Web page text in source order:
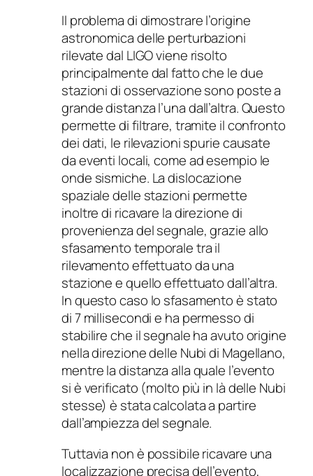
Il problema di dimostrare l’origine
astronomica delle perturbazioni
rilevate dal LIGO viene risolto
principalmente dal fatto che le due
stazioni di osservazione sono poste a
grande distanza l’una dall’altra. Questo
permette di filtrare, tramite il confronto
dei dati, le rilevazioni spurie causate
da eventi locali, come ad esempio le
onde sismiche. La dislocazione
spaziale delle stazioni permette
inoltre di ricavare la direzione di
provenienza del segnale, grazie allo
sfasamento temporale tra il
rilevamento effettuato da una
stazione e quello effettuato dall’altra.
In questo caso lo sfasamento è stato
di 7 millisecondi e ha permesso di
stabilire che il segnale ha avuto origine
nella direzione delle Nubi di Magellano,
mentre la distanza alla quale l’evento
si è verificato (molto più in là delle Nubi
stesse) è stata calcolata a partire
dall’ampiezza del segnale.
Tuttavia non è possibile ricavare una
localizzazione precisa dell’evento,